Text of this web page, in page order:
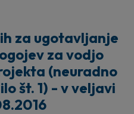
za ugotavljanje
za vodjo
(neuradno
št. 1) - v veljavi